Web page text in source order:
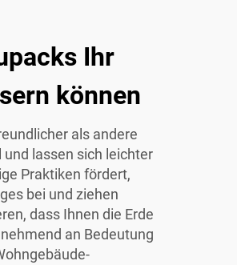
Ihr
können
als andere
lassen sich leichter
Praktiken fördert,
bei und ziehen
dass Ihnen die Erde
an Bedeutung